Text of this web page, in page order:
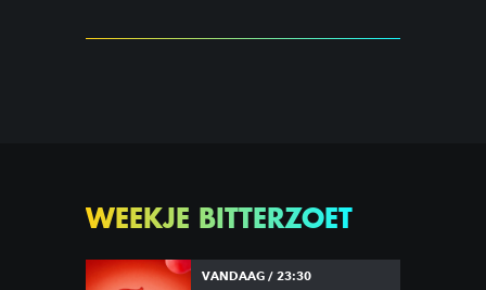
WEEKJE BITTERZOET
VANDAAG / 23:30